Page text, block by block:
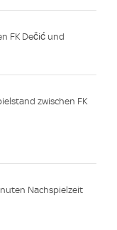
FK Dečić und
zwischen FK
Nachspielzeit